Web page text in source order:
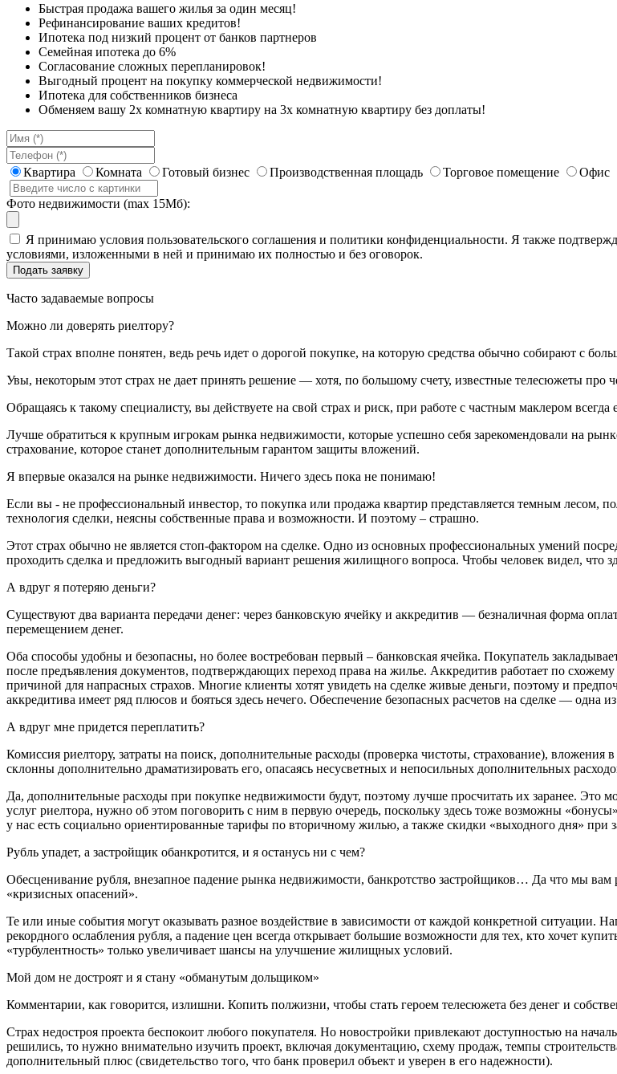
Быстрая продажа вашего жилья за один месяц!
Рефинансирование ваших кредитов!
Ипотека под низкий процент от банков партнеров
Семейная ипотека до 6%
Согласование сложных перепланировок!
Выгодный процент на покупку коммерческой недвижимости!
Ипотека для собственников бизнеса
Обменяем вашу 2х комнатную квартиру на 3х комнатную квартиру без доплаты!
Квартира Комната Готовый бизнес Производственная площадь Торговое помещение Офис
Фото недвижимости (max 15Мб):
Я принимаю условия пользовательского соглашения и политики конфиденциальности. Я также
условиями, изложенными в ней и принимаю их полностью и без оговорок.
Часто задаваемые вопросы
Можно ли доверять риелтору?
Такой страх вполне понятен, ведь речь идет о дорогой покупке, на которую средства обычно собирают с
Увы, некоторым этот страх не дает принять решение — хотя, по большому счету, известные телесюжеты про
Обращаясь к такому специалисту, вы действуете на свой страх и риск, при работе с частным маклером всегда
Лучше обратиться к крупным игрокам рынка недвижимости, которые успешно себя зарекомендовали на
страхование, которое станет дополнительным гарантом защиты вложений.
Я впервые оказался на рынке недвижимости. Ничего здесь пока не понимаю!
Если вы - не профессиональный инвестор, то покупка или продажа квартир представляется темным лесом,
технология сделки, неясны собственные права и возможности. И поэтому – страшно.
Этот страх обычно не является стоп-фактором на сделке. Одно из основных профессиональных умений
проходить сделка и предложить выгодный вариант решения жилищного вопроса. Чтобы человек видел, что
А вдруг я потеряю деньги?
Существуют два варианта передачи денег: через банковскую ячейку и аккредитив — безналичная форма
перемещением денег.
Оба способы удобны и безопасны, но более востребован первый – банковская ячейка. Покупатель
после предъявления документов, подтверждающих переход права на жилье. Аккредитив работает по
причиной для напрасных страхов. Многие клиенты хотят увидеть на сделке живые деньги, поэтому и
аккредитива имеет ряд плюсов и бояться здесь нечего. Обеспечение безопасных расчетов на сделке — одна
А вдруг мне придется переплатить?
Комиссия риелтору, затраты на поиск, дополнительные расходы (проверка чистоты, страхование),
склонны дополнительно драматизировать его, опасаясь несусветных и непосильных дополнительных
Да, дополнительные расходы при покупке недвижимости будут, поэтому лучше просчитать их заранее. Это
услуг риелтора, нужно об этом поговорить с ним в первую очередь, поскольку здесь тоже возможны
у нас есть социально ориентированные тарифы по вторичному жилью, а также скидки «выходного дня» при
Рубль упадет, а застройщик обанкротится, и я останусь ни с чем?
Обесценивание рубля, внезапное падение рынка недвижимости, банкротство застройщиков… Да что мы
«кризисных опасений».
Те или иные события могут оказывать разное воздействие в зависимости от каждой конкретной
рекордного ослабления рубля, а падение цен всегда открывает большие возможности для тех, кто хочет
«турбулентность» только увеличивает шансы на улучшение жилищных условий.
Мой дом не достроят и я стану «обманутым дольщиком»
Комментарии, как говорится, излишни. Копить полжизни, чтобы стать героем телесюжета без денег и
Страх недостроя проекта беспокоит любого покупателя. Но новостройки привлекают доступностью на
решились, то нужно внимательно изучить проект, включая документацию, схему продаж, темпы
дополнительный плюс (свидетельство того, что банк проверил объект и уверен в его надежности).